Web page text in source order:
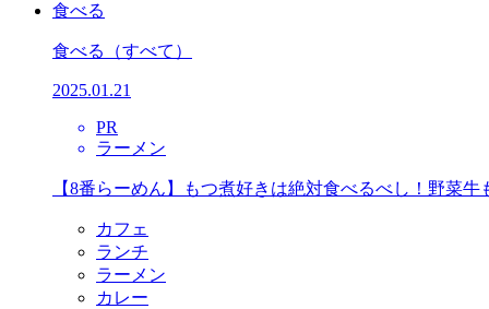
食べる
食べる （すべて）
2025.01.21
PR
ラーメン
【8番らーめん】もつ煮好きは絶対食べるべし！野菜
カフェ
ランチ
ラーメン
カレー